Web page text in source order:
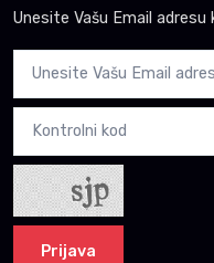
Unesite Vašu Email
Prijava